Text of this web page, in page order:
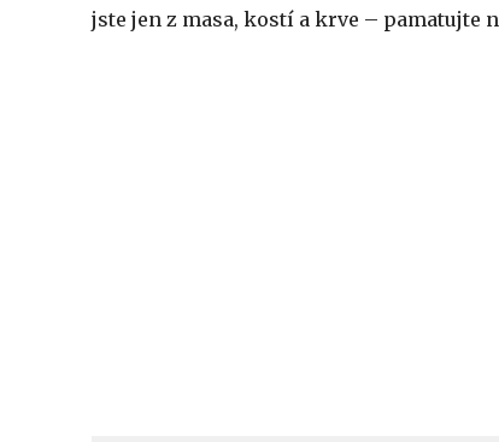
jste jen z masa, kostí a krve – pamatujte